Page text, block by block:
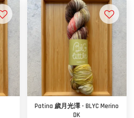
Patina 歲月光澤 - BLYC Merino
DK